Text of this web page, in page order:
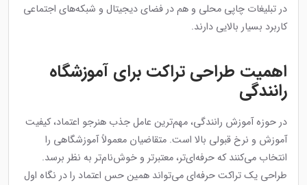
در تبلیغات چاپی محلی و هم در فضای دیجیتال و شبکه‌های اجتماعی
کاربرد بسیار بالایی دارند.
اهمیت طراحی تراکت برای آموزشگاه
رانندگی
در حوزه آموزش رانندگی، مهم‌ترین عامل جذب هنرجو اعتماد، کیفیت
آموزش و نرخ قبولی بالا است. متقاضیان معمولاً آموزشگاهی را
انتخاب می‌کنند که حرفه‌ای‌تر، معتبرتر و خوش‌نام‌تر به نظر برسد.
طراحی یک تراکت حرفه‌ای می‌تواند همین حس اعتماد را در نگاه اول